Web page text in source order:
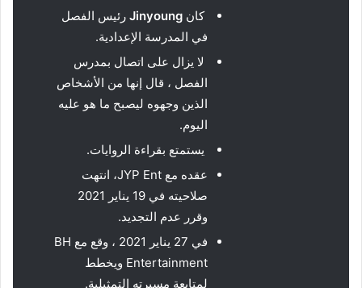
كان Jinyoung رئيس الفصل
في المدرسة الإعدادية.
لا يزال على اتصال بمدرس
الفصل ، قال إنها من الأشخاص
الذين وجهوه ليصبح ما هو عليه
اليوم.
يستمتع بقراءة الروايات.
عقده مع JYP Ent، انتهت
صلاحيته في 19 يناير 2021
وقرر عدم التجديد.
في 27 يناير 2021 ، وقع مع BH
Entertainment ويخطط
لمتابعة مسيرته التمثيلية.